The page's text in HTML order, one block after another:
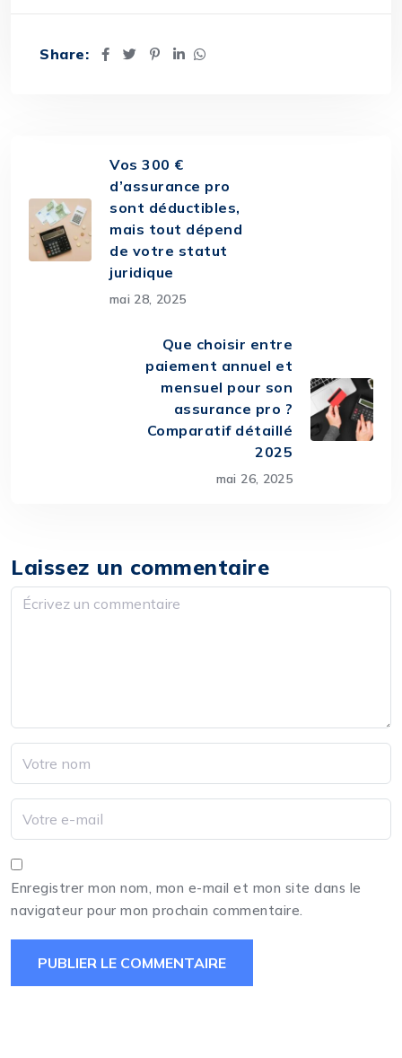
Share:
Vos 300 €
d’assurance pro
sont déductibles,
mais tout dépend
de votre statut
juridique
mai 28, 2025
Que choisir entre
paiement annuel et
mensuel pour son
assurance pro ?
Comparatif détaillé
2025
mai 26, 2025
Laissez un commentaire
Enregistrer mon nom, mon e-mail et mon site dans le
navigateur pour mon prochain commentaire.